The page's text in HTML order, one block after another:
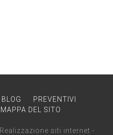
BLOG
PREVENTIVI
MAPPA DEL SITO
Realizzazione siti internet -